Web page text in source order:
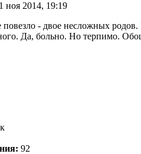
ноя 2014, 19:19
- двое несложных
Да, больно. Но терпимо.
92